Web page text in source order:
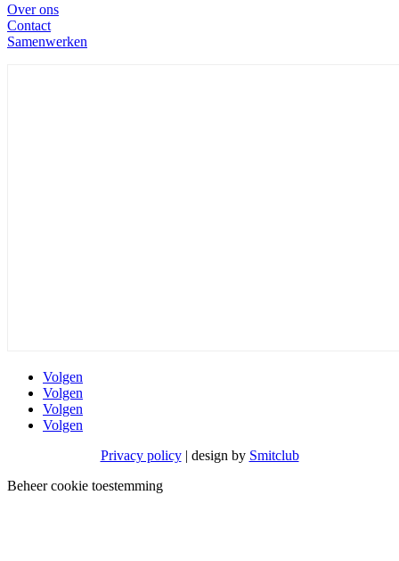
Over ons
Contact
Samenwerken
Volgen
Volgen
Volgen
Volgen
Privacy policy| design by Smitclub
Beheer cookie toestemming